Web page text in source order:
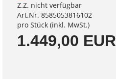
Z.Z. nicht verfügbar
Art.Nr. 8585053816102
pro Stück (inkl. MwSt.)
1.449,00 EUR